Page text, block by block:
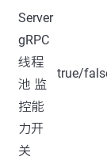
Server
gRPC
线程
池 监
控能
力开
关
true/